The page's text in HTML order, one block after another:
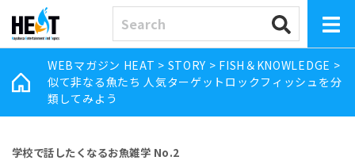
WEBマガジン HEAT > STORY > FISH＆KNOWLEDGE >
似て非なる魚たち 人気ターゲットロックフィッシュを分
類してみよう
学校で話したくなるお魚雑学 No.2